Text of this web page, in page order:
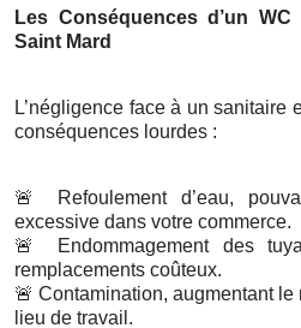
Les Conséquences d’un
Saint Mard
L’négligence face à un sanitaire
conséquences lourdes :
🚨
Refoulement d’eau,
excessive dans votre commerce.
🚨
Endommagement des
remplacements coûteux.
🚨 Contamination, augmentant
lieu de travail.